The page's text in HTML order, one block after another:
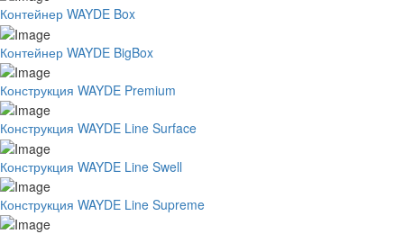
Контейнер WAYDE Box
Контейнер WAYDE BigBox
Конструкция WAYDE Premium
Конструкция WAYDE Line Surface
Конструкция WAYDE Line Swell
Конструкция WAYDE Line Supreme